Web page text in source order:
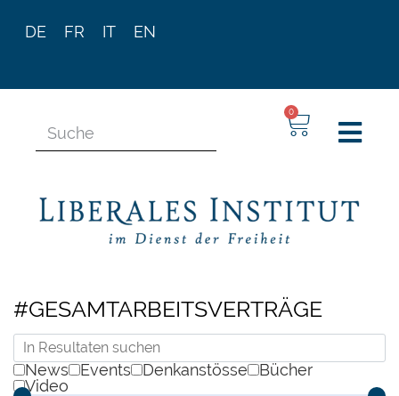
DE FR IT EN
0
#GESAMTARBEITSVERTRÄGE
News Events Denkanstösse
Bücher
Video